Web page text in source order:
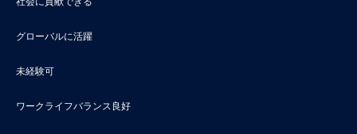
グローバルに活躍
未経験可
ワークライフバランス良好